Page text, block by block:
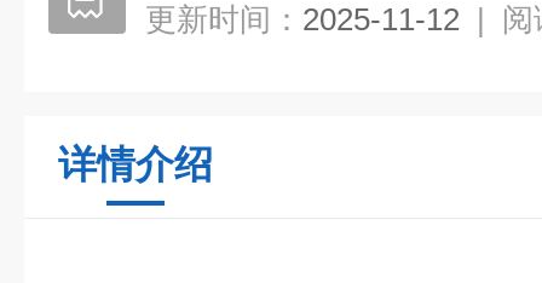
更新时间： 2025-11-12 | 阅
详情介绍